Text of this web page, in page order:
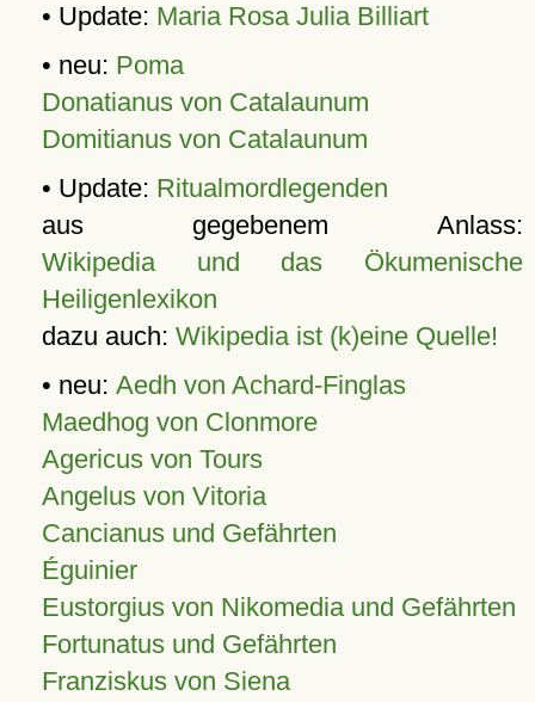
• Update: Maria Rosa Julia Billiart
• neu: Poma
Donatianus von Catalaunum
Domitianus von Catalaunum
• Update: Ritualmordlegenden
aus gegebenem Anlass:
Wikipedia und das Ökumenische
Heiligenlexikon
dazu auch: Wikipedia ist (k)eine Quelle!
• neu: Aedh von Achard-Finglas
Maedhog von Clonmore
Agericus von Tours
Angelus von Vitoria
Cancianus und Gefährten
Éguinier
Eustorgius von Nikomedia und Gefährten
Fortunatus und Gefährten
Franziskus von Siena